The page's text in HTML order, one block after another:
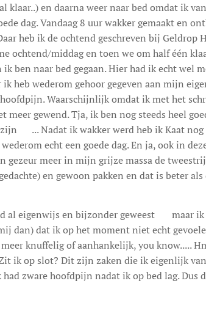
klaar..) en daarna weer naar bed omdat ik
dag. Vandaag 8 uur wakker gemaakt en
heb ik de ochtend geschreven bij Geldrop
ochtend/middag en toen we om half één
ben naar bed gegaan. Hier had ik echt wel
heb wederom gehoor gegeven aan mijn
hoofdpijn. Waarschijnlijk omdat ik met het
gewend. Tja, ik ben nog steeds heel
😊... Nadat ik wakker werd heb ik Kaat nog
echt een goede dag. En ja, ook in
gezeur meer in mijn grijze massa de
en gewoon pakken en dat is beter als
al eigenwijs en bijzonder geweest 😊 maar
dan) dat ik op het moment niet echt
knuffelig of aanhankelijk, you know.....
ik op slot? Dit zijn zaken die ik eigenlijk
zware hoofdpijn nadat ik op bed lag. Dus